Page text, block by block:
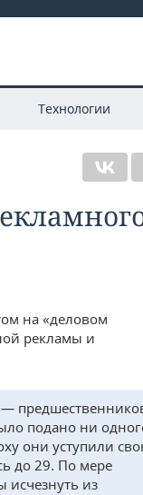
Технологии
на «деловом
рекламы и
подано ни
они уступили
до 29. По мере
из